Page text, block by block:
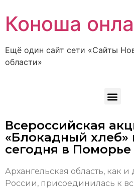
Коноша
Ещё один сайт сети «Сайты
области»
Всероссийская
«Блокадный
сегодня в Поморье
Архангельская область, как
России, присоединилась к